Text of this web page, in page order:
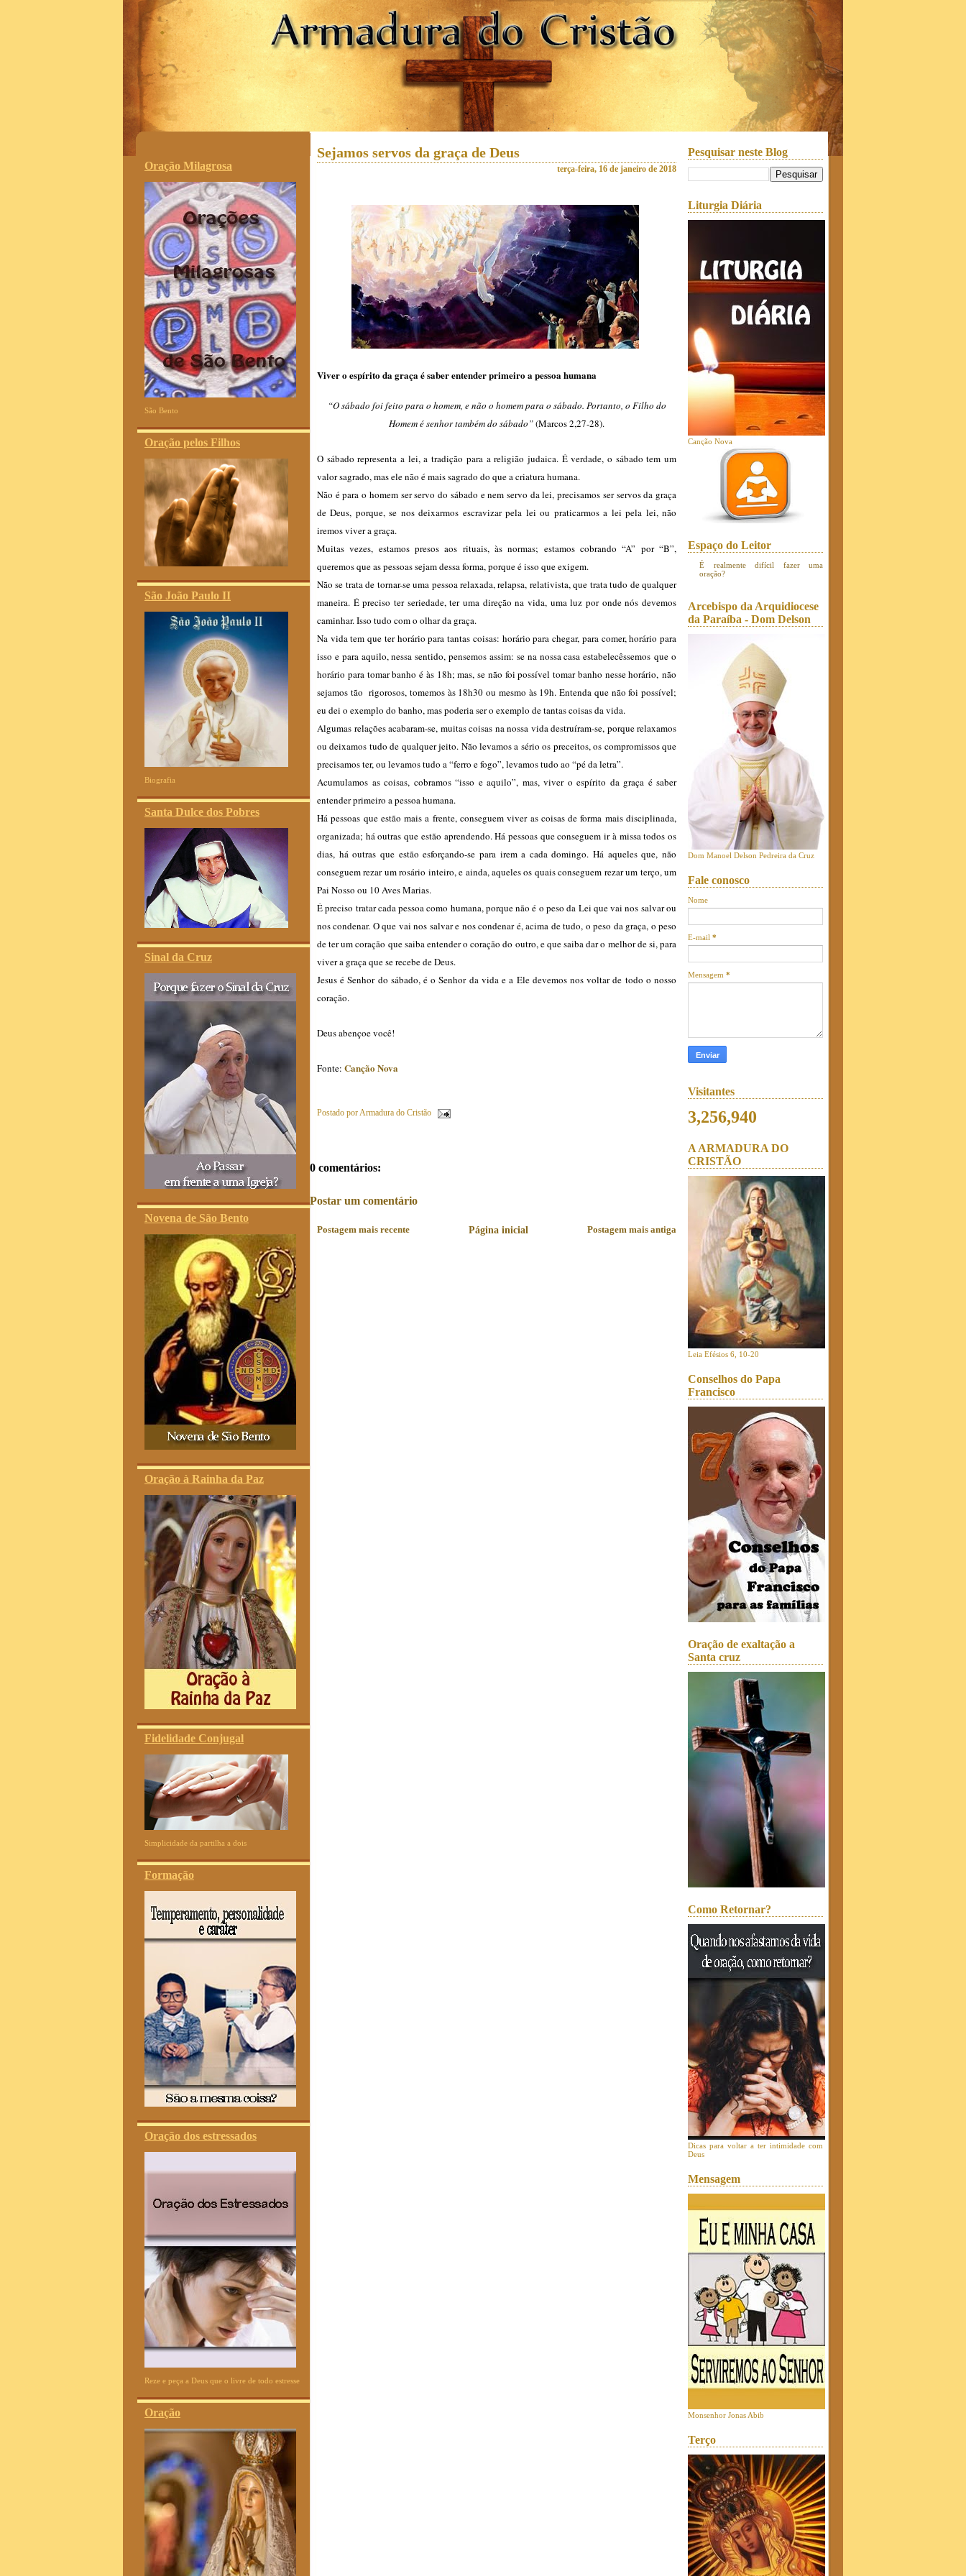
.
Oração Milagrosa
São Bento
Oração pelos Filhos
São João Paulo II
Biografia
Santa Dulce dos Pobres
Sinal da Cruz
Novena de São Bento
Oração à Rainha da Paz
Fidelidade Conjugal
Simplicidade da partilha a dois
Formação
Oração dos estressados
Reze e peça a Deus que o livre de todo estresse
Oração
Sejamos servos da graça de Deus
terça-feira, 16 de janeiro de 2018
Viver o espírito da graça é saber entender primeiro a pessoa humana
“O sábado foi feito para o homem, e não o homem para o sábado. Portanto, o Filho do
Homem é senhor também do sábado”(Marcos 2,27-28).
O sábado representa a lei, a tradição para a religião judaica. É verdade, o sábado tem um
valor sagrado, mas ele não é mais sagrado do que a criatura humana.
Não é para o homem ser servo do sábado e nem servo da lei, precisamos ser servos da graça
de Deus, porque, se nos deixarmos escravizar pela lei ou praticarmos a lei pela lei, não
iremos viver a graça.
Muitas vezes, estamos presos aos rituais, às normas; estamos cobrando “A” por “B”,
queremos que as pessoas sejam dessa forma, porque é isso que exigem.
Não se trata de tornar-se uma pessoa relaxada, relapsa, relativista, que trata tudo de qualquer
maneira. É preciso ter seriedade, ter uma direção na vida, uma luz por onde nós devemos
caminhar. Isso tudo com o olhar da graça.
Na vida tem que ter horário para tantas coisas: horário para chegar, para comer, horário para
isso e para aquilo, nessa sentido, pensemos assim: se na nossa casa estabelecêssemos que o
horário para tomar banho é às 18h; mas, se não foi possível tomar banho nesse horário, não
sejamos tão rigorosos, tomemos às 18h30 ou mesmo às 19h. Entenda que não foi possível;
eu dei o exemplo do banho, mas poderia ser o exemplo de tantas coisas da vida.
Algumas relações acabaram-se, muitas coisas na nossa vida destruíram-se, porque relaxamos
ou deixamos tudo de qualquer jeito. Não levamos a sério os preceitos, os compromissos que
precisamos ter, ou levamos tudo a “ferro e fogo”, levamos tudo ao “pé da letra”.
Acumulamos as coisas, cobramos “isso e aquilo”, mas, viver o espírito da graça é saber
entender primeiro a pessoa humana.
Há pessoas que estão mais a frente, conseguem viver as coisas de forma mais disciplinada,
organizada; há outras que estão aprendendo. Há pessoas que conseguem ir à missa todos os
dias, há outras que estão esforçando-se para irem a cada domingo. Há aqueles que, não
conseguem rezar um rosário inteiro, e ainda, aqueles os quais conseguem rezar um terço, um
Pai Nosso ou 10 Aves Marias.
É preciso tratar cada pessoa como humana, porque não é o peso da Lei que vai nos salvar ou
nos condenar. O que vai nos salvar e nos condenar é, acima de tudo, o peso da graça, o peso
de ter um coração que saiba entender o coração do outro, e que saiba dar o melhor de si, para
viver a graça que se recebe de Deus.
Jesus é Senhor do sábado, é o Senhor da vida e a Ele devemos nos voltar de todo o nosso
coração.
Deus abençoe você!
Fonte: Canção Nova
Postado porArmadura do Cristão
0 comentários:
Postar um comentário
Postagem mais recente Postagem mais antiga
Página inicial
Pesquisar neste Blog
Liturgia Diária
Canção Nova
Espaço do Leitor
É realmente difícil fazer uma
oração?
Arcebispo da Arquidiocese
da Paraíba - Dom Delson
Dom Manoel Delson Pedreira da Cruz
Fale conosco
Nome
E-mail *
Mensagem *
Visitantes
3,256,940
A ARMADURA DO
CRISTÃO
Leia Efésios 6, 10-20
Conselhos do Papa
Francisco
Oração de exaltação a
Santa cruz
Como Retornar?
Dicas para voltar a ter intimidade com
Deus
Mensagem
Monsenhor Jonas Abib
Terço